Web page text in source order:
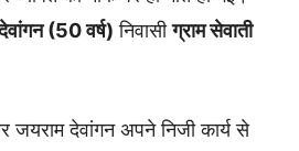
(50 वर्ष) निवासीग्राम सेवाती
जयराम देवांगन अपने निजी कार्य से